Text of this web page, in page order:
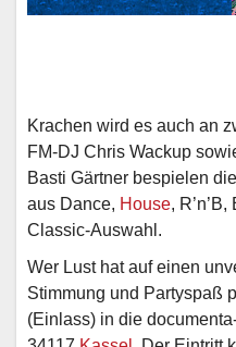
Krachen wird es auch an
FM-DJ Chris Wackup
Basti Gärtner bespielen
aus Dance, House,
Classic-Auswahl.
Wer Lust hat auf einen
Stimmung und Partyspaß
(Einlass) in die